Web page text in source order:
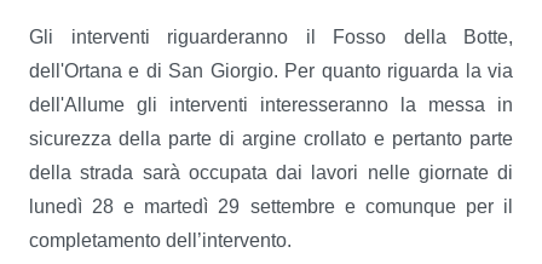
Gli interventi riguarderanno il Fosso della Botte,
dell'Ortana e di San Giorgio. Per quanto riguarda la via
dell'Allume gli interventi interesseranno la messa in
sicurezza della parte di argine crollato e pertanto parte
della strada sarà occupata dai lavori nelle giornate di
lunedì 28 e martedì 29 settembre e comunque per il
completamento dell’intervento.